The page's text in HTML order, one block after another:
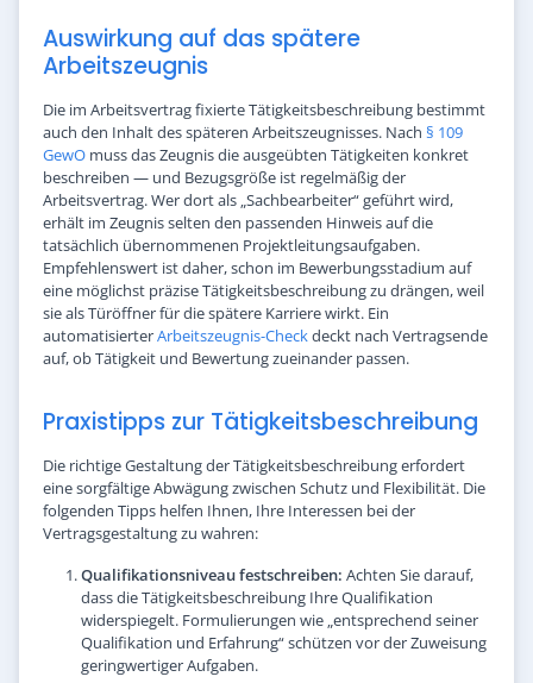
Auswirkung auf das spätere
Arbeitszeugnis
Die im Arbeitsvertrag fixierte Tätigkeitsbeschreibung bestimmt
auch den Inhalt des späteren Arbeitszeugnisses. Nach § 109
GewO muss das Zeugnis die ausgeübten Tätigkeiten konkret
beschreiben — und Bezugsgröße ist regelmäßig der
Arbeitsvertrag. Wer dort als „Sachbearbeiter“ geführt wird,
erhält im Zeugnis selten den passenden Hinweis auf die
tatsächlich übernommenen Projektleitungsaufgaben.
Empfehlenswert ist daher, schon im Bewerbungsstadium auf
eine möglichst präzise Tätigkeitsbeschreibung zu drängen, weil
sie als Türöffner für die spätere Karriere wirkt. Ein
automatisierterArbeitszeugnis-Checkdeckt nach Vertragsende
auf, ob Tätigkeit und Bewertung zueinander passen.
Praxistipps zur Tätigkeitsbeschreibung
Die richtige Gestaltung der Tätigkeitsbeschreibung erfordert
eine sorgfältige Abwägung zwischen Schutz und Flexibilität. Die
folgenden Tipps helfen Ihnen, Ihre Interessen bei der
Vertragsgestaltung zu wahren:
Qualifikationsniveau festschreiben: Achten Sie darauf,
dass die Tätigkeitsbeschreibung Ihre Qualifikation
widerspiegelt. Formulierungen wie „entsprechend seiner
Qualifikation und Erfahrung“ schützen vor der Zuweisung
geringwertiger Aufgaben.